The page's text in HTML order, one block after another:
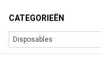
CATEGORIEËN